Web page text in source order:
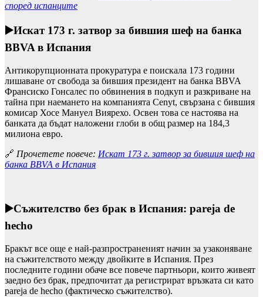
според испанците
▶️Искат 173 г. затвор за бившия шеф на банка
BBVA в Испания
Антикорупционната прокуратура е поискала 173 години
лишаване от свобода за бившия президент на банка BBVA
Франсиско Гонсалес по обвинения в подкуп и разкриване на
тайна при наемането на компанията Cenyt, свързана с бившия
комисар Хосе Мануел Виярехо. Освен това се настоява на
банката да бъдат наложени глоби в общ размер на 184,3
милиона евро.
🔗 Прочетете повече: Искат 173 г. затвор за бившия шеф на
банка BBVA в Испания
▶️Съжителство без брак в Испания: pareja de
hecho
Бракът все още е най-разпространеният начин за узаконяване
на съжителството между двойките в Испания. През
последните години обаче все повече партньори, които живеят
заедно без брак, предпочитат да регистрират връзката си като
pareja de hecho (фактическо съжителство).